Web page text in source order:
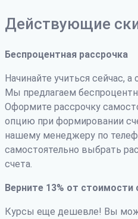
Действующие
Беспроцентная рассрочка
Начинайте учиться сейчас, а
Мы предлагаем
Оформите рассрочку
опцию при формировании
нашему менеджеру по
самостоятельно выбрать
счета.
Верните 13% от стоимости
Курсы еще дешевле! Вы